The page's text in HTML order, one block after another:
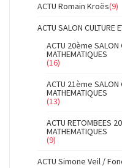
ACTU Romain Kroës(9)
ACTU SALON CULTURE
ACTU 20ème SALON
MATHEMATIQUES
(16)
ACTU 21ème SALON
MATHEMATIQUES
(13)
ACTU RETOMBEES
MATHEMATIQUES
(9)
ACTU Simone Veil /